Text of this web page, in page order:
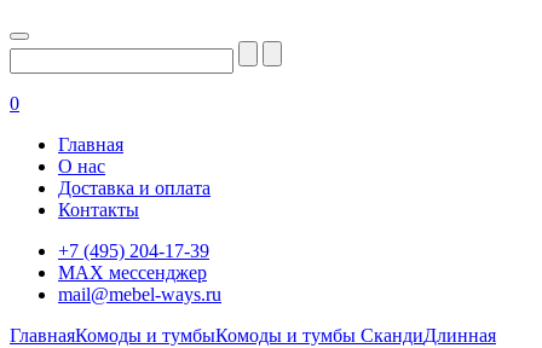
0
Главная
О нас
Доставка и оплата
Контакты
+7 (495) 204-17-39
MAX мессенджер
mail@mebel-ways.ru
ГлавнаяКомоды и тумбыКомоды и тумбы СкандиДлинная